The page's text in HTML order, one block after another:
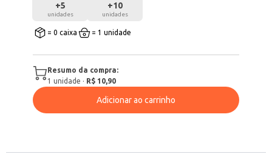
+5
unidades
+10
unidades
= 0 caixa = 1 unidade
Resumo da compra:
1 unidade · R$ 10,90
Adicionar ao carrinho